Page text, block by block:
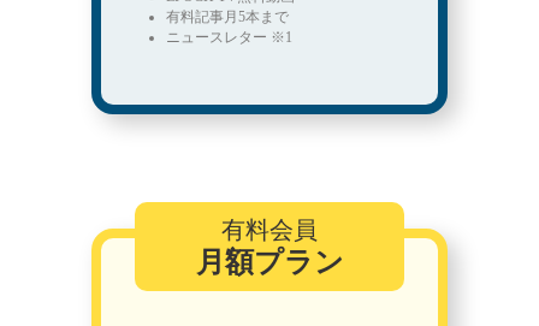
有料記事月5本まで
ニュースレター ※1
有料会員
月額プラン